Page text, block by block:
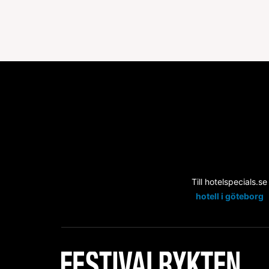
Till hotelspecials.se
hotell i göteborg